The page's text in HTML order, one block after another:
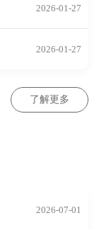
2026-01-27
2026-01-27
了解更多
2026-07-01